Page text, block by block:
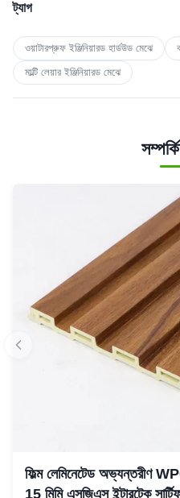
ট্যাগ
ওয়াটারপ্রুফ ইঞ্জিনিয়ারড হার্ডউড মেঝে
মাল্টি লেয়ার ইঞ্জিনিয়ারড মেঝে
ফিল্ম লেমিনেটেড অভ্যন্তরীণ
15 মিমি এসজিএস ইন্টারটেক